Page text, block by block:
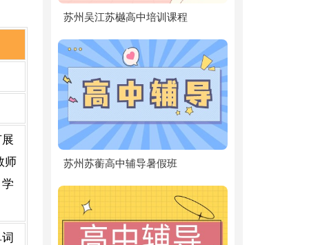
师
苏州吴江苏樾高中培训课程
苏州苏蘅高中辅导暑假班